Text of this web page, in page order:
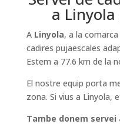
a
A Linyola, a la comarca
cadires pujaescales
Estem a 77.6 km de la
El nostre equip porta
zona. Si vius a Linyola,
Tambe donem servei